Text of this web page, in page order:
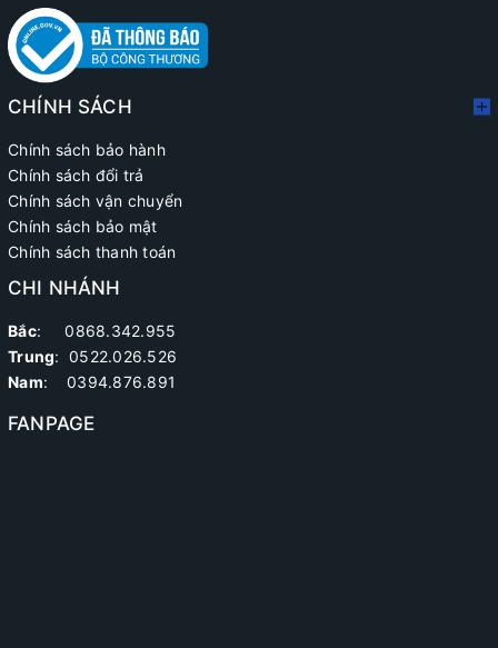
CHÍNH SÁCH
Chính sách bảo hành
Chính sách đổi trả
Chính sách vận chuyển
Chính sách bảo mật
Chính sách thanh toán
CHI NHÁNH
Bắc: 0868.342.955
Trung: 0522.026.526
Nam: 0394.876.891
FANPAGE